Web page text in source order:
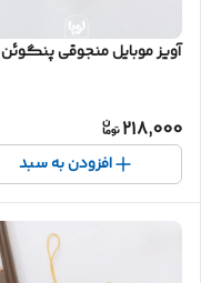
آویز موبایل منجوقی پنگوئن
218,000
افزودن به سبد